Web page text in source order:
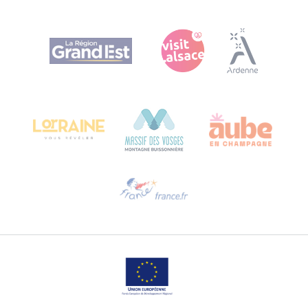
Agence Régionale du Tourisme Grand Est
Bureau de Colmar (hoofdkantoor)
Stuur ons een e-mail